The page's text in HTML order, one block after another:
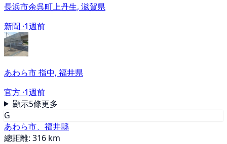
長浜市余呉町上丹生, 滋賀県
新聞 ·1週前
あわら市 指中, 福井県
官方 ·1週前
顯示5條更多
G
あわら市、福井縣
總距離: 316 km